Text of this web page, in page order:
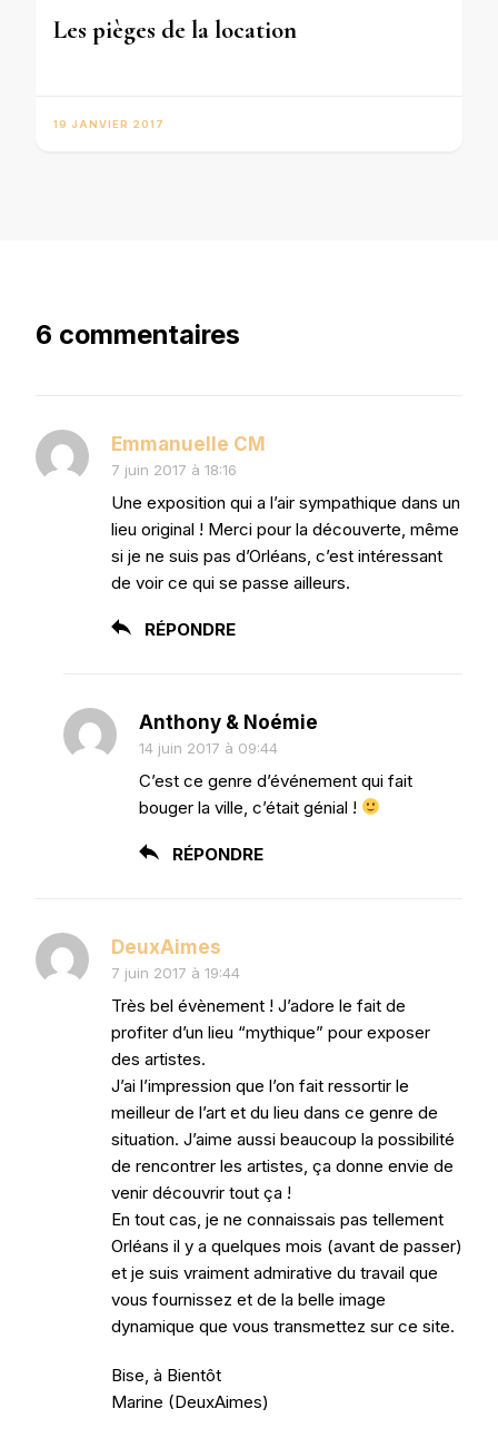
Les pièges de la location
19 JANVIER 2017
6 commentaires
Emmanuelle CM
7 juin 2017 à 18:16
Une exposition qui a l’air sympathique dans un
lieu original ! Merci pour la découverte, même
si je ne suis pas d’Orléans, c’est intéressant
de voir ce qui se passe ailleurs.
RÉPONDRE
Anthony & Noémie
14 juin 2017 à 09:44
C’est ce genre d’événement qui fait
bouger la ville, c’était génial !
RÉPONDRE
DeuxAimes
7 juin 2017 à 19:44
Très bel évènement ! J’adore le fait de
profiter d’un lieu “mythique” pour exposer
des artistes.
J’ai l’impression que l’on fait ressortir le
meilleur de l’art et du lieu dans ce genre de
situation. J’aime aussi beaucoup la possibilité
de rencontrer les artistes, ça donne envie de
venir découvrir tout ça !
En tout cas, je ne connaissais pas tellement
Orléans il y a quelques mois (avant de passer)
et je suis vraiment admirative du travail que
vous fournissez et de la belle image
dynamique que vous transmettez sur ce site.
Bise, à Bientôt
Marine (DeuxAimes)